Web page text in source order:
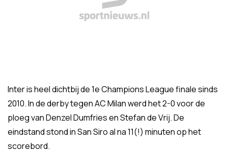
Inter is heel dichtbij de 1e Champions League finale sinds
2010. In de derby tegen AC Milan werd het 2-0 voor de
ploeg van Denzel Dumfries en Stefan de Vrij. De
eindstand stond in San Siro al na 11(!) minuten op het
scorebord.